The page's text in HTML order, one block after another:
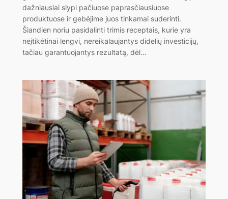
dažniausiai slypi pačiuose paprasčiausiuose
produktuose ir gebėjime juos tinkamai suderinti.
Šiandien noriu pasidalinti trimis receptais, kurie yra
neįtikėtinai lengvi, nereikalaujantys didelių investicijų,
tačiau garantuojantys rezultatą, dėl…